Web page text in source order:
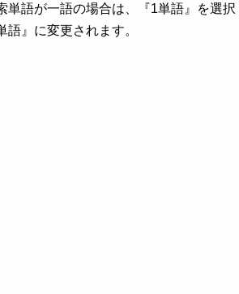
単語が一語の場合は、『1単語』を選択
語』に変更されます。